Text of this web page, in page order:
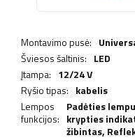
Montavimo pusė:
Šviesos šaltinis: LED
Įtampa: 12/24 V
Ryšio tipas: kabelis
Lempos
funkcijos:
Padėties
krypties
žibintas,